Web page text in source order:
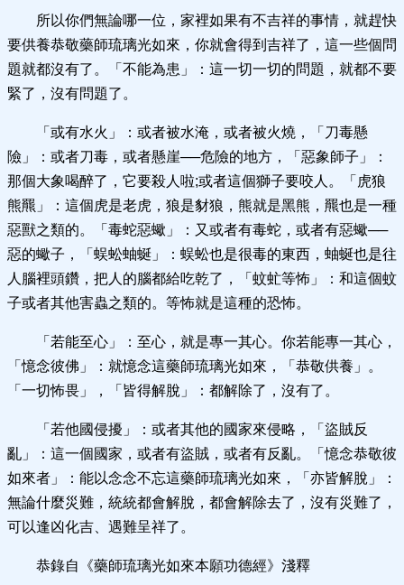
所以你們無論哪一位，家裡如果有不吉祥的事情，就趕快
要供養恭敬藥師琉璃光如來，你就會得到吉祥了，這一些個問
題就都沒有了。「不能為患」：這一切一切的問題，就都不要
緊了，沒有問題了。
「或有水火」：或者被水淹，或者被火燒，「刀毒懸
險」：或者刀毒，或者懸崖──危險的地方，「惡象師子」：
那個大象喝醉了，它要殺人啦;或者這個獅子要咬人。「虎狼
熊羆」：這個虎是老虎，狼是豺狼，熊就是黑熊，羆也是一種
惡獸之類的。「毒蛇惡蠍」：又或者有毒蛇，或者有惡蠍──
惡的蠍子，「蜈蚣蚰蜒」：蜈蚣也是很毒的東西，蚰蜒也是往
人腦裡頭鑽，把人的腦都給吃乾了，「蚊虻等怖」：和這個蚊
子或者其他害蟲之類的。等怖就是這種的恐怖。
「若能至心」：至心，就是專一其心。你若能專一其心，
「憶念彼佛」：就憶念這藥師琉璃光如來，「恭敬供養」。
「一切怖畏」，「皆得解脫」：都解除了，沒有了。
「若他國侵擾」：或者其他的國家來侵略，「盜賊反
亂」：這一個國家，或者有盜賊，或者有反亂。「憶念恭敬彼
如來者」：能以念念不忘這藥師琉璃光如來，「亦皆解脫」：
無論什麼災難，統統都會解脫，都會解除去了，沒有災難了，
可以逢凶化吉、遇難呈祥了。
恭錄自《藥師琉璃光如來本願功德經》淺釋